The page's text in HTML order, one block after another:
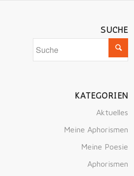
SUCHE
KATEGORIEN
Aktuelles
Meine Aphorismen
Meine Poesie
Aphorismen